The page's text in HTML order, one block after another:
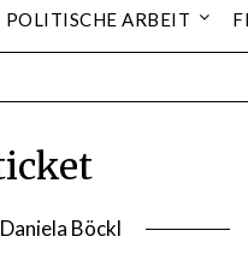
POLITISCHE ARBEIT
Daniela Böckl